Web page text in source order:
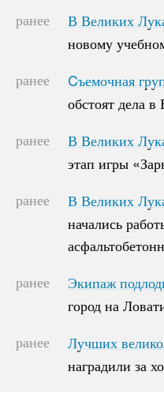
ранее
В Великих
новому
В Великих
новому
ранее
Cъемочная
обстоят дела
Cъемочная
обстоят дела
ранее
В Великих
этап игры
В Великих
этап игры
ранее
В Великих
начались
В Великих
начались
ранее
Экипаж
город на
Экипаж
город на
ранее
Лучших
наградили за
Лучших
наградили за